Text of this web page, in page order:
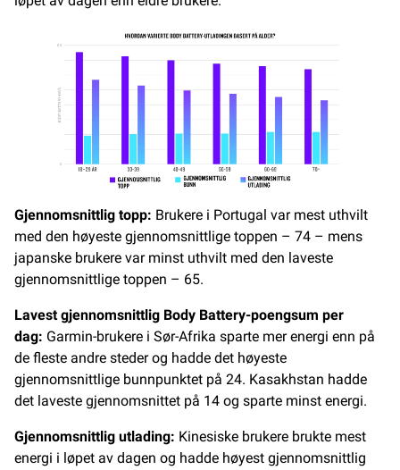
Gjennomsnittlig topp: Brukere i Portugal var mest uthvilt
med den høyeste gjennomsnittlige toppen – 74 – mens
japanske brukere var minst uthvilt med den laveste
gjennomsnittlige toppen – 65.
Lavest gjennomsnittlig Body Battery-poengsum per
dag: Garmin-brukere i Sør-Afrika sparte mer energi enn på
de fleste andre steder og hadde det høyeste
gjennomsnittlige bunnpunktet på 24. Kasakhstan hadde
det laveste gjennomsnittet på 14 og sparte minst energi.
Gjennomsnittlig utlading: Kinesiske brukere brukte mest
energi i løpet av dagen og hadde høyest gjennomsnittlig